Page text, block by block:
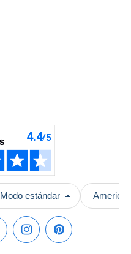
America/
Modo estándar